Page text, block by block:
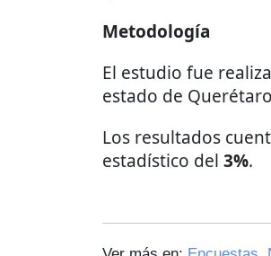
Metodología
El estudio fue
estado de
Los resultados
estadístico del 3%.